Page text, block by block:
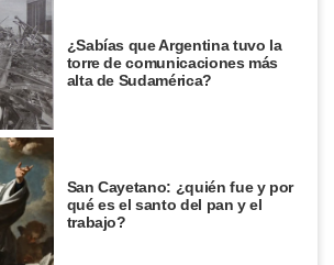
¿Sabías que Argentina tuvo la
torre de comunicaciones más
alta de Sudamérica?
San Cayetano: ¿quién fue y por
qué es el santo del pan y el
trabajo?